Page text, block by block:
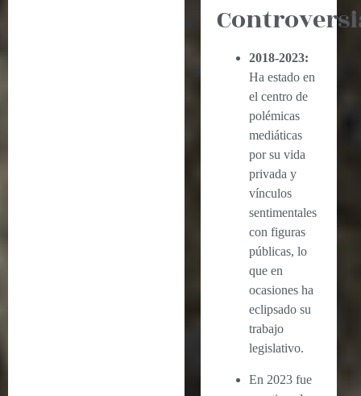
2018-2023:
Ha estado en
el centro de
polémicas
mediáticas
por su vida
privada y
vínculos
sentimentales
con figuras
públicas, lo
que en
ocasiones ha
eclipsado su
trabajo
legislativo.
En 2023 fue